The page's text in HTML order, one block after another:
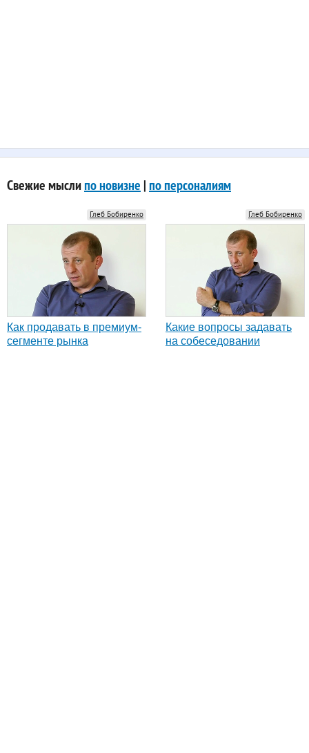
Свежие мыслипо новизне по персоналиям
Глеб Бобиренко
Как продавать в премиум-
сегменте рынка
Глеб Бобиренко
Какие вопросы задавать
на собеседовании